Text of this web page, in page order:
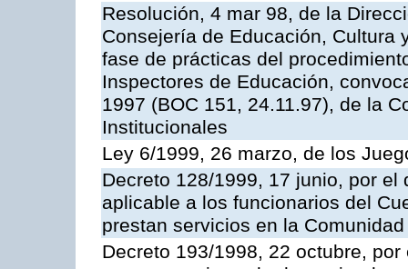
Resolución, 4 mar 98, de la
Consejería de Educación, Cultura
fase de prácticas del
Inspectores de Educación,
1997 (BOC 151, 24.11.97), de la
Institucionales
Ley 6/1999, 26 marzo, de los
Decreto 128/1999, 17 junio, por
aplicable a los funcionarios del
prestan servicios en la
Decreto 193/1998, 22 octubre,